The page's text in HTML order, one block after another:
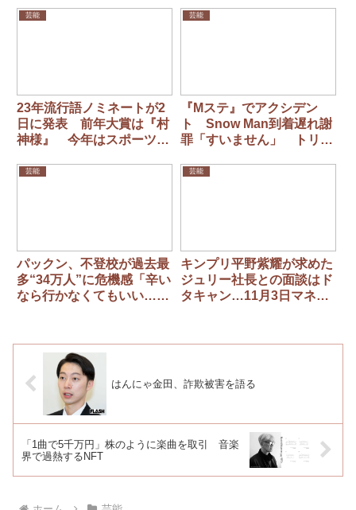
芸能
23年流行語ノミネートが2
日に発表 前年大賞は『村
神様』 今年はスポーツ界
レ』などがネットで予想
芸能
『Mステ』でアクシデン
ト Snow Man到着遅れ謝
罪「すいません」 トリ予
きょ繰り上がり
芸能
パックン、不登校が過去最
多“34万人”に危機感「辛い
なら行かなくてもいい…で
芸能
キンプリ平野紫耀が求めた
ジュリー社長との面談はド
タキャン…11月3日マネー
はんにゃ金田、詐欺被害を語る
「1曲で5千万円」株のように楽曲を取引 音楽
界で過熱するNFT